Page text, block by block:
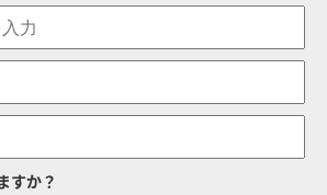
すか？